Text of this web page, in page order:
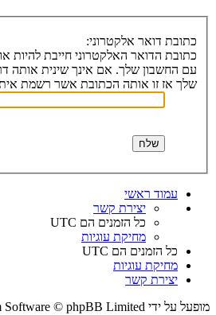
כתובת דואר אלקטרוני:
כתובת הדואר האלקטרוני חייבת
עם החשבון שלך. אם אינך שינית אותה
שלך אז זו אותה הכתובת אשר רשמת
עמוד ראשי
יצירת קשר
כל הזמנים הם UTC
מחיקת עוגיות
כל הזמנים הם UTC
מחיקת עוגיות
יצירת קשר
מופעל על ידי Software © phpBB Limited